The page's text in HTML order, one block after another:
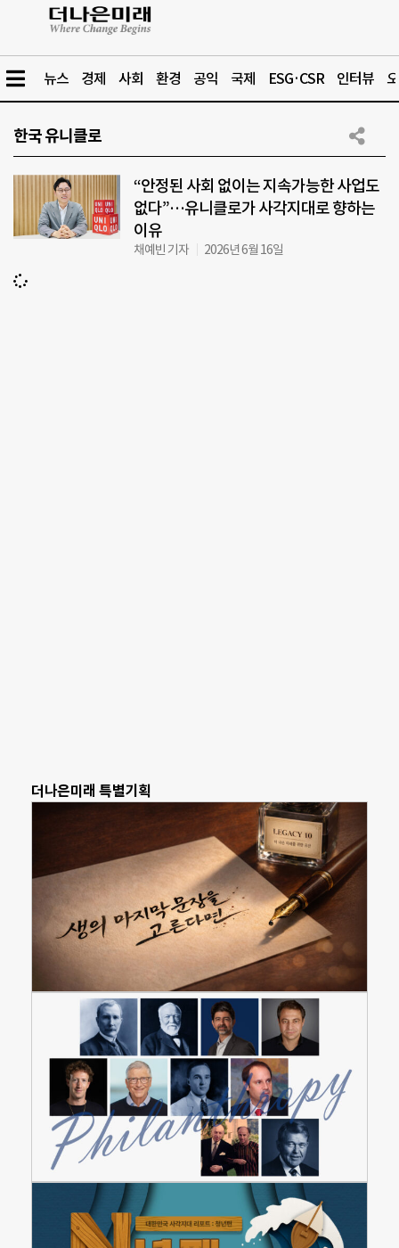
뉴스 경제 사회 환경 공익 국제 ESG·CSR 인터뷰
한국 유니클로
“안정된 사회 없이는 지속가능한 사업도
없다”…유니클로가 사각지대로 향하는
이유
채예빈 기자 2026년 6월 16일
더나은미래 특별기획